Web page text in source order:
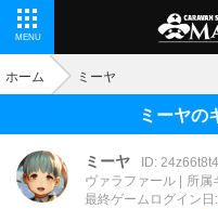
MENU
ホーム ミーヤ
ミーヤの
ミーヤ
ID:
ヴァラファール
所属
最終ゲームログイン